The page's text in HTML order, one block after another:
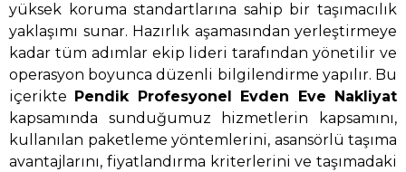
yüksek koruma standartlarına sahip bir taşımacılık
yaklaşımı sunar. Hazırlık aşamasından yerleştirmeye
kadar tüm adımlar ekip lideri tarafından yönetilir ve
operasyon boyunca düzenli bilgilendirme yapılır. Bu
içerikte
Pendik Profesyonel Evden Eve Nakliyat
kapsamında sunduğumuz hizmetlerin kapsamını,
kullanılan paketleme yöntemlerini, asansörlü taşıma
avantajlarını, fiyatlandırma kriterlerini ve taşımadaki